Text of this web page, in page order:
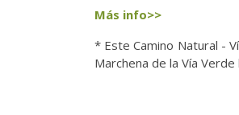
Más info>>
* Este Camino Natural -
Marchena de la Vía